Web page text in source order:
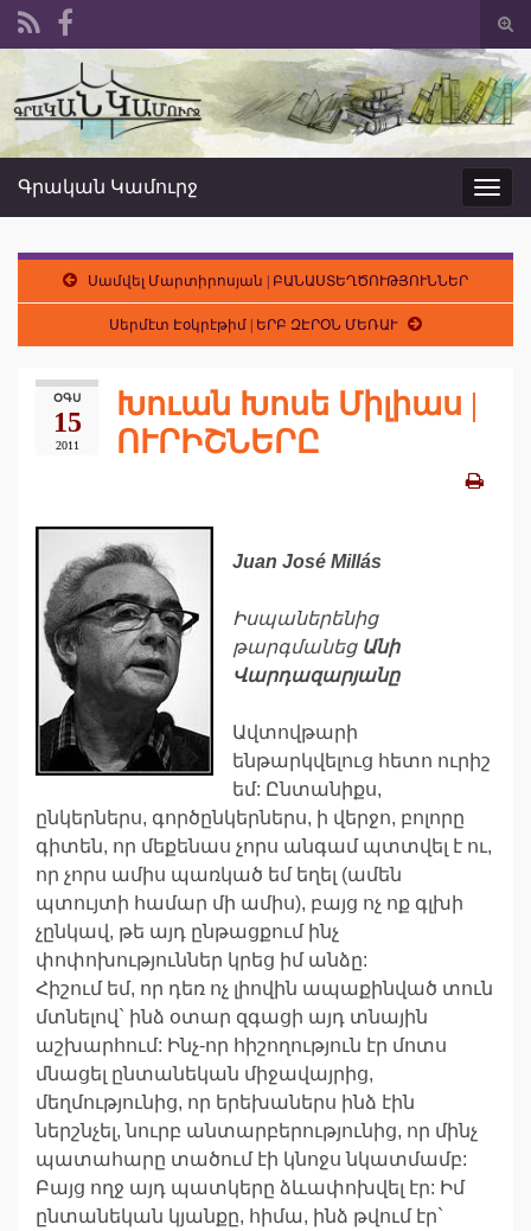
form
Search for:
Գրական Կամուրջ
Սամվել Մարտիրոսյան | ԲԱՆԱՍՏԵՂԾՈՒԹՅՈՒՆՆԵՐ
Սերմէտ Էօկրէթիմ | ԵՐԲ ԶԷՐՕՆ ՄԵՌԱՒ
ՕԳՍ
15
2011
Խուան Խոսե Միլիաս |
ՈՒՐԻՇՆԵՐԸ
Juan José Millás
Իսպաներենից
թարգմանեց Անի
Վարդազարյանը
Ավտովթարի
ենթարկվելուց հետո ուրիշ
եմ: Ընտանիքս,
ընկերներս, գործընկերներս, ի վերջո, բոլորը
գիտեն, որ մեքենաս չորս անգամ պտտվել է ու,
որ չորս ամիս պառկած եմ եղել (ամեն
պտույտի համար մի ամիս), բայց ոչ ոք գլխի
չընկավ, թե այդ ընթացքում ինչ
փոփոխություններ կրեց իմ անձը:
Հիշում եմ, որ դեռ ոչ լիովին ապաքինված տուն
մտնելով` ինձ օտար զգացի այդ տնային
աշխարհում: Ինչ-որ հիշողություն էր մոտս
մնացել ընտանեկան միջավայրից,
մեղմությունից, որ երեխաներս ինձ էին
ներշնչել, նուրբ անտարբերությունից, որ մինչ
պատահարը տածում էի կնոջս նկատմամբ:
Բայց ողջ այդ պատկերը ձևափոխվել էր: Իմ
ընտանեկան կյանքը, հիմա, ինձ թվում էր`